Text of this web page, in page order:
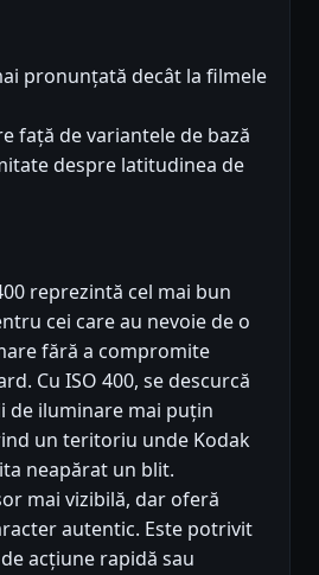
pronunțată decât la filmele
față de variantele de bază
despre latitudinea de
reprezintă cel mai bun
cei care au nevoie de o
fără a compromite
Cu ISO 400, se descurcă
de iluminare mai puțin
un teritoriu unde Kodak
neapărat un blit.
mai vizibilă, dar oferă
autentic. Este potrivit
acțiune rapidă sau